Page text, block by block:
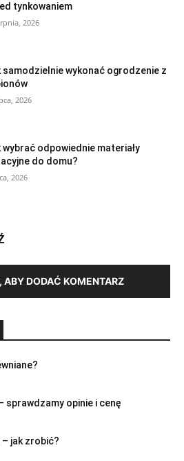
tynkowaniem
2026
samodzielnie wykonać ogrodzenie z
2026
wybrać odpowiednie materiały
do domu?
2026
ABY DODAĆ KOMENTARZ
sprawdzamy opinie i cenę
jak zrobić?